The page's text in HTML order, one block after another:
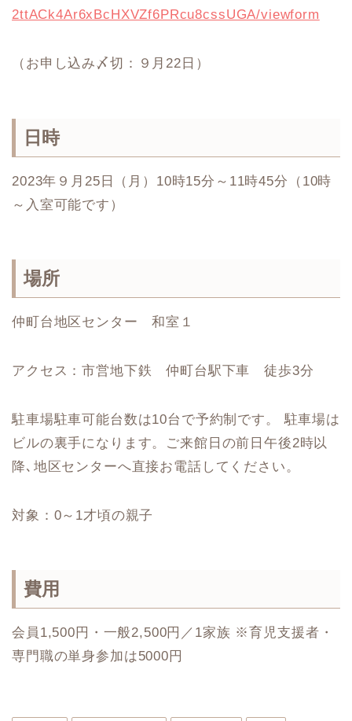
2ttACk4Ar6xBcHXVZf6PRcu8cssUGA/viewform
（お申し込み〆切：９月22日）
日時
2023年９月25日（月）10時15分～11時45分（10時
～入室可能です）
場所
仲町台地区センター 和室１
アクセス：市営地下鉄 仲町台駅下車 徒歩3分
駐車場駐車可能台数は10台で予約制です。 駐車場は
ビルの裏手になります。ご来館日の前日午後2時以
降､地区センターへ直接お電話してください。
対象：0～1才頃の親子
費用
会員1,500円・一般2,500円／1家族 ※育児支援者・
専門職の単身参加は5000円